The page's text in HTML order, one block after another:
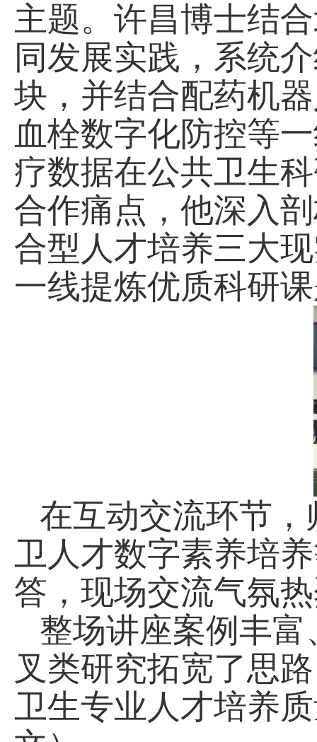
主题。许昌博士结
同发展实践，系统
块，并结合配药机
血栓数字化防控等
疗数据在公共卫生
合作痛点，他深入
合型人才培养三大
一线提炼优质科研
在互动交流环节
卫人才数字素养培
答，现场交流气氛
整场讲座案例丰
叉类研究拓宽了思
卫生专业人才培养